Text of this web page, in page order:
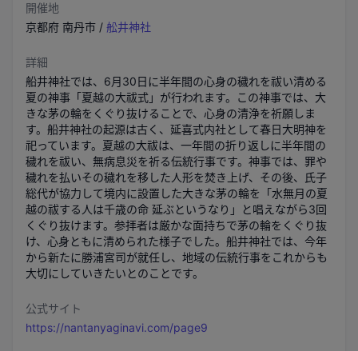
開催地
京都府 南丹市 / 舩井神社
詳細
船井神社では、6月30日に半年間の心身の穢れを祓い清める
夏の神事「夏越の大祓式」が行われます。この神事では、大
きな茅の輪をくぐり抜けることで、心身の清浄を祈願しま
す。船井神社の起源は古く、延喜式内社として春日大明神を
祀っています。夏越の大祓は、一年間の折り返しに半年間の
穢れを祓い、無病息災を祈る伝統行事です。神事では、罪や
穢れを払いその穢れを移した人形を焚き上げ、その後、氏子
総代が協力して境内に設置した大きな茅の輪を「水無月の夏
越の祓する人は千歳の命 延ぶというなり」と唱えながら3回
くぐり抜けます。参拝者は厳かな面持ちで茅の輪をくぐり抜
け、心身ともに清められた様子でした。船井神社では、今年
から新たに勝浦宮司が就任し、地域の伝統行事をこれからも
大切にしていきたいとのことです。
公式サイト
https://nantanyaginavi.com/page9